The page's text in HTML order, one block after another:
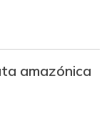
+2,25%
amazónica